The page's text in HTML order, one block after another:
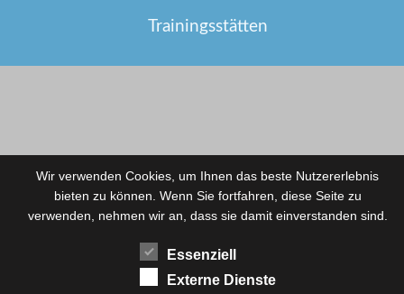
Trainingsstätten
Wir verwenden Cookies, um Ihnen das beste Nutzererlebnis
bieten zu können. Wenn Sie fortfahren, diese Seite zu
verwenden, nehmen wir an, dass sie damit einverstanden sind.
Essenziell
Externe Dienste